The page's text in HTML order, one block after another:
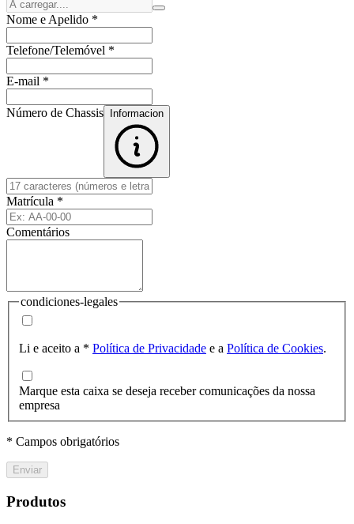
Nome e Apelido *
Telefone/Telemóvel *
E-mail *
Número de Chassis Informacion
Matrícula *
Comentários
condiciones-legales
Li e aceito a * Política de Privacidade e a Política de Cookies.
Marque esta caixa se deseja receber comunicações da nossa
empresa
* Campos obrigatórios
Enviar
Produtos